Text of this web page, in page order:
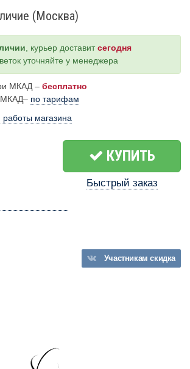
(Москва)
, курьер доставитсегодня
уточняйте у менеджера
МКАД – бесплатно
МКАД– по тарифам
магазина
КУПИТЬ
Быстрый заказ
Участникамскидка